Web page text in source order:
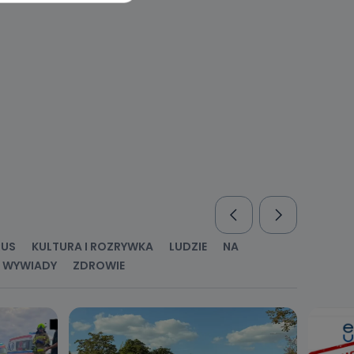
KULTURA I ROZRYWKA LUDZIE
NA
WYWIADY ZDROWIE